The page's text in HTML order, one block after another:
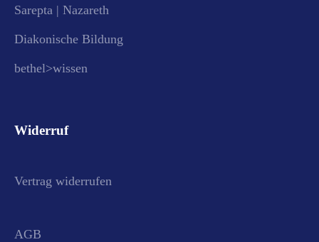
Sarepta | Nazareth
Diakonische Bildung
bethel>wissen
Widerruf
Vertrag widerrufen
AGB